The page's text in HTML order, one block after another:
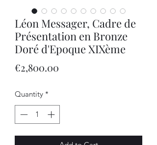
Léon Messager, Cadre de
Présentation en Bronze
Doré d'Epoque XIXème
€2,800.00
Quantity *